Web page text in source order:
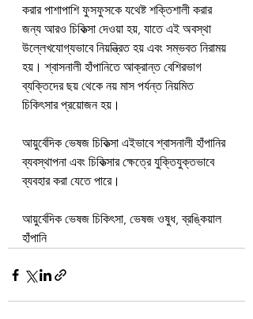
করার পাশাপাশি ফুসফুসকে যথেষ্ট শক্তিশালী করার
জন্য আরও চিকিত্সা দেওয়া হয়, যাতে এই অবস্থা
উল্লেখযোগ্যভাবে নিয়ন্ত্রিত হয় এবং সম্ভবত নিরাময়
হয়। শ্বাসনালী হাঁপানিতে আক্রান্ত বেশিরভাগ
ব্যক্তিদের ছয় থেকে নয় মাস পর্যন্ত নিয়মিত
চিকিৎসার প্রয়োজন হয়।
আয়ুর্বেদিক ভেষজ চিকিত্সা এইভাবে শ্বাসনালী হাঁপানির
ব্যবস্থাপনা এবং চিকিত্সার ক্ষেত্রে যুক্তিযুক্তভাবে
ব্যবহার করা যেতে পারে।
আয়ুর্বেদিক ভেষজ চিকিৎসা, ভেষজ ওষুধ, ব্রঙ্কিয়াল
হাঁপানি